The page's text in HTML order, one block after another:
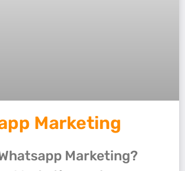
Marketing
Marketing?